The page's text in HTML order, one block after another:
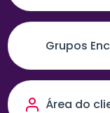
Grupos
Área do